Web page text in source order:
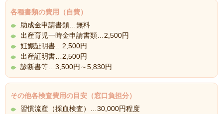
各種書類の費用（自費）
助成金申請書類…無料
出産育児一時金申請書類…2,500円
妊娠証明書…2,500円
出産証明書…2,500円
診断書等…3,500円～5,830円
その他各検査費用の目安（窓口負担分）
習慣流産（採血検査）…30,000円程度